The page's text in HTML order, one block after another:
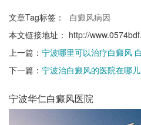
文章Tag标签：
白癜风病因
本文链接地址： http://
上一篇： 宁波哪里可以治疗白癜风
下一篇： 宁波治白癜风的医院在哪
宁波华仁白癜风医院